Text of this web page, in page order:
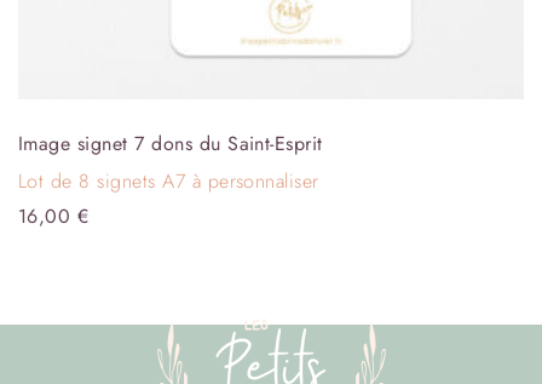
Image signet 7 dons du Saint-Esprit
Lot de 8 signets A7 à personnaliser
16,00 €